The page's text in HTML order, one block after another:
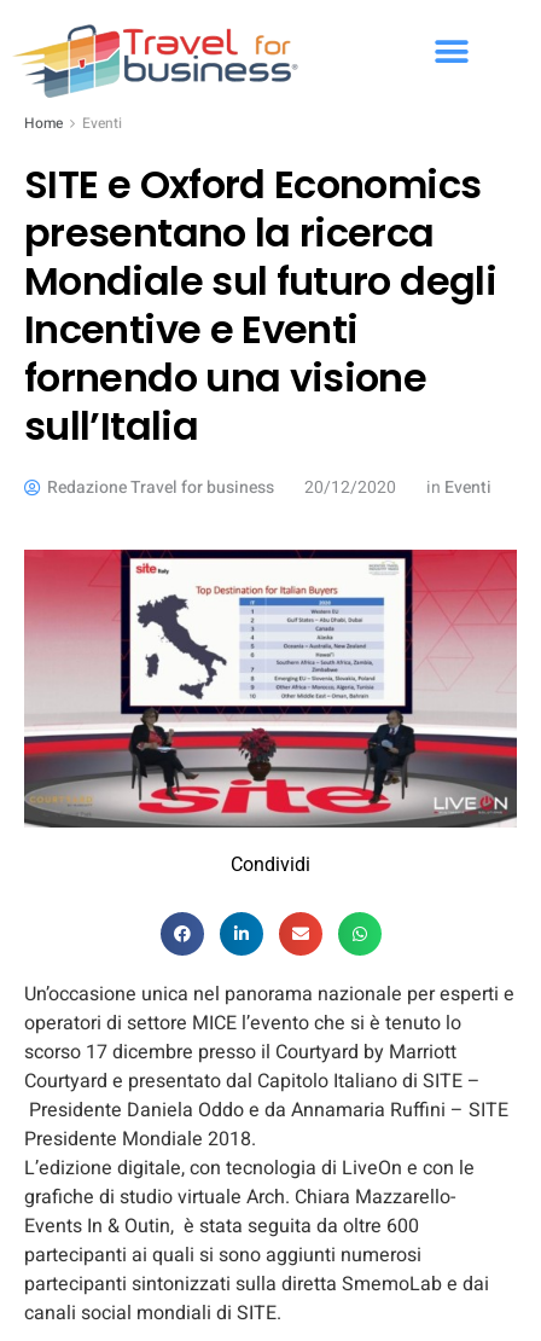
Home Eventi
SITE e Oxford Economics
presentano la ricerca
Mondiale sul futuro degli
Incentive e Eventi
fornendo una visione
sull’Italia
Redazione Travel for business 20/12/2020 in Eventi
Condividi
Un’occasione unica nel panorama nazionale per esperti e
operatori di settore MICE l’evento che si è tenuto lo
scorso 17 dicembre presso il Courtyard by Marriott
Courtyard e presentato dal Capitolo Italiano di SITE –
Presidente Daniela Oddo e da Annamaria Ruffini – SITE
Presidente Mondiale 2018.
L’edizione digitale, con tecnologia di LiveOn e con le
grafiche di studio virtuale Arch. Chiara Mazzarello-
Events In & Outin, è stata seguita da oltre 600
partecipanti ai quali si sono aggiunti numerosi
partecipanti sintonizzati sulla diretta SmemoLab e dai
canali social mondiali di SITE.